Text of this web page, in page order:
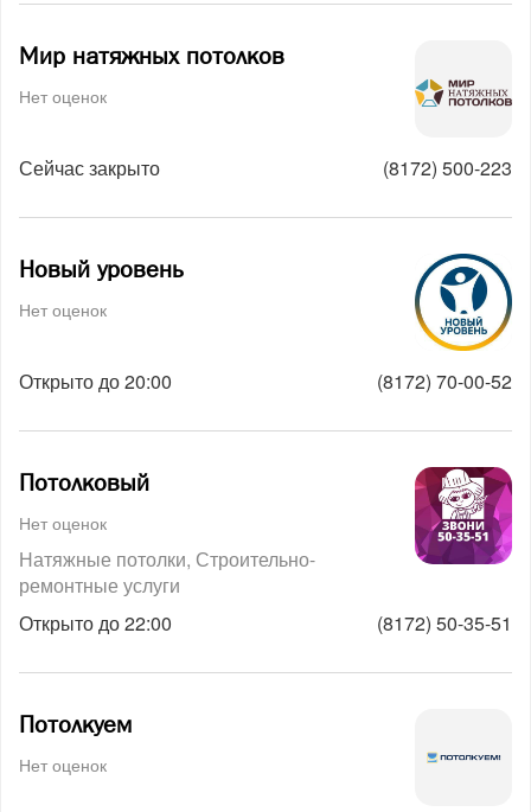
Мир натяжных потолков
Нет оценок
Сейчас закрыто (8172) 500-223
Новый уровень
Нет оценок
Открыто до 20:00 (8172) 70-00-52
Потолковый
Нет оценок
Натяжные потолки Строительно-
ремонтные услуги
Открыто до 22:00
(8172) 50-35-51
Потолкуем
Нет оценок